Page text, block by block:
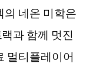
의 네온 미학은
과 함께 멋진
멀티플레이어